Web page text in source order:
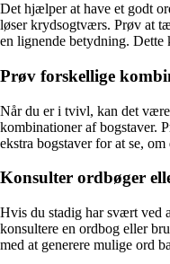
Det hjælper at have et godt
løser krydsogtværs. Prøv at
en lignende betydning. Dette
Prøv forskellige
Når du er i tvivl, kan det
kombinationer af bogstaver.
ekstra bogstaver for at se,
Konsulter ordbøger
Hvis du stadig har svært ved
konsultere en ordbog eller
med at generere mulige ord